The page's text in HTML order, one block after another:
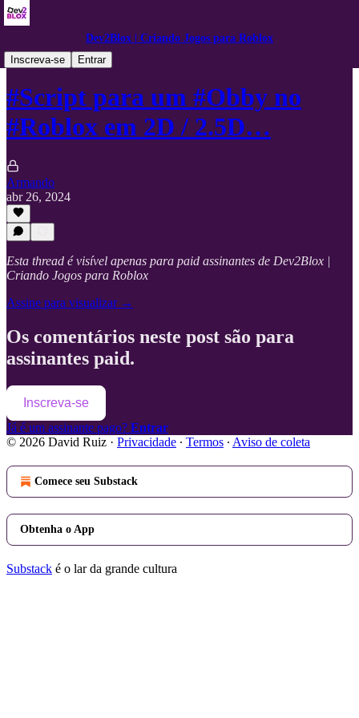
Dev2Blox | Criando Jogos para Roblox
Inscreva-se
Entrar
Roblox Studio e Programação
#Script para um #Obby no
#Roblox em 2D / 2.5D…
Armando
abr 26, 2024
Esta thread é visível apenas para paid assinantes de Dev2Blox |
Criando Jogos para Roblox
Assine para visualizar →
Os comentários neste post são para
assinantes paid.
Inscreva-se
Já é um assinante pago? Entrar
© 2026 David Ruiz · Privacidade ∙ Termos ∙ Aviso de coleta
Comece seu Substack
Obtenha o App
Substack é o lar da grande cultura